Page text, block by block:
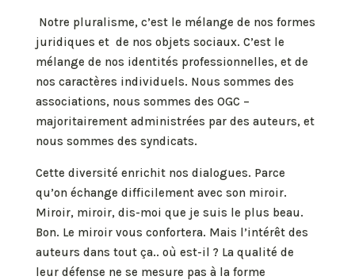
Notre pluralisme, c’est le mélange de nos formes
juridiques et de nos objets sociaux. C’est le
mélange de nos identités professionnelles, et de
nos caractères individuels. Nous sommes des
associations, nous sommes des OGC –
majoritairement administrées par des auteurs, et
nous sommes des syndicats.
Cette diversité enrichit nos dialogues. Parce
qu’on échange difficilement avec son miroir.
Miroir, miroir, dis-moi que je suis le plus beau.
Bon. Le miroir vous confortera. Mais l’intérêt des
auteurs dans tout ça.. où est-il ? La qualité de
leur défense ne se mesure pas à la forme